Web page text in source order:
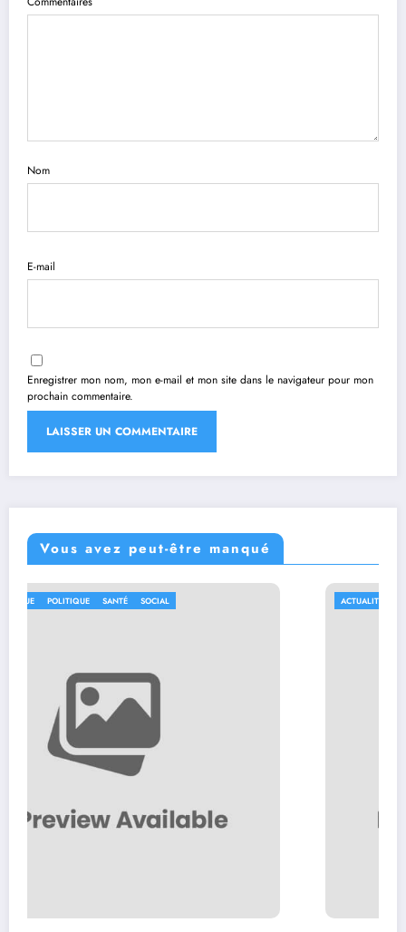
Nom
E-mail
Enregistrer mon nom, mon e-mail et mon site dans le navigateur pour mon
prochain commentaire.
Vous avez peut-être manqué
ACTUALITÉ PROVINCE